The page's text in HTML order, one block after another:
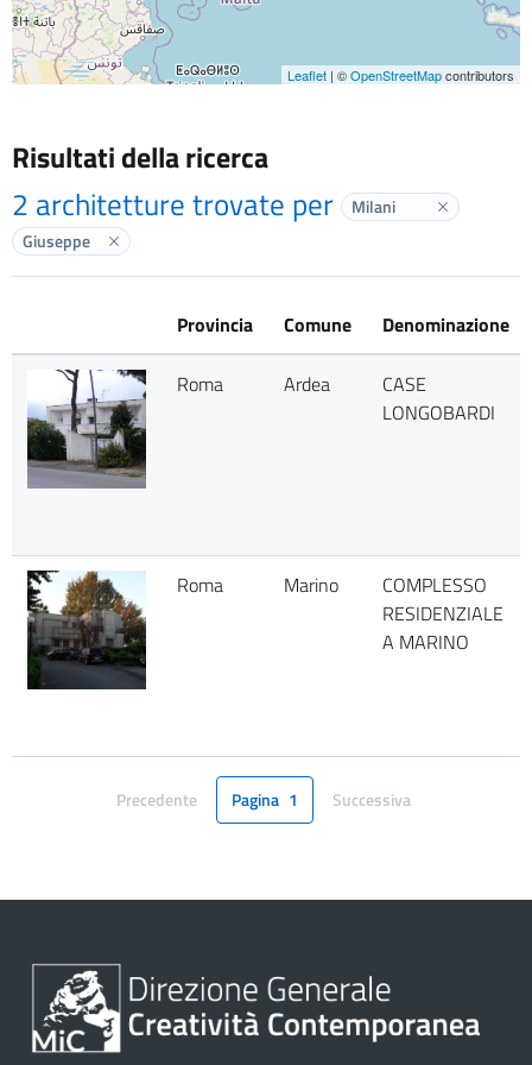
Leaflet | ©OpenStreetMapcontributors
Risultati della ricerca
2 architetture trovate per Milani Elimina
Giuseppe Elimina label
Provincia Comune Denominazione
Roma Ardea
CASE
LONGOBARDI
Roma Marino
COMPLESSO
RESIDENZIALE
A MARINO
Pagina
Precedente Pagina 1 Pagina
Successiva